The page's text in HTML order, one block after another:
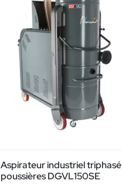
Aspirateur industriel triphasé
poussières DGVL150SE